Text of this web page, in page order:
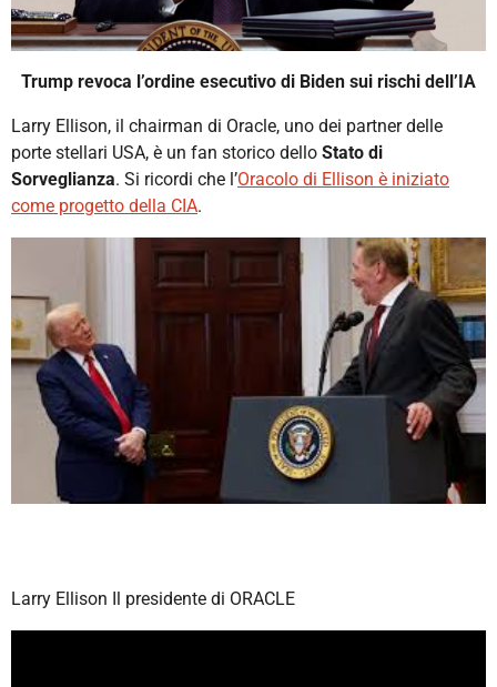
Trump revoca l’ordine esecutivo di Biden sui rischi dell’IA
Larry Ellison, il chairman di Oracle, uno dei partner delle
porte stellari USA, è un fan storico dello Stato di
Sorveglianza. Si ricordi che l’Oracolo di Ellison è iniziato
come progetto della CIA.
Larry Ellison Il presidente di ORACLE